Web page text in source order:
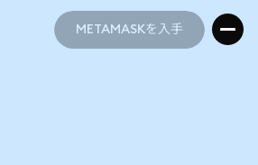
METAMASKを入手